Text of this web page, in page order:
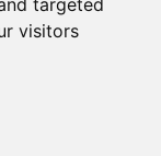
targeted
visitors